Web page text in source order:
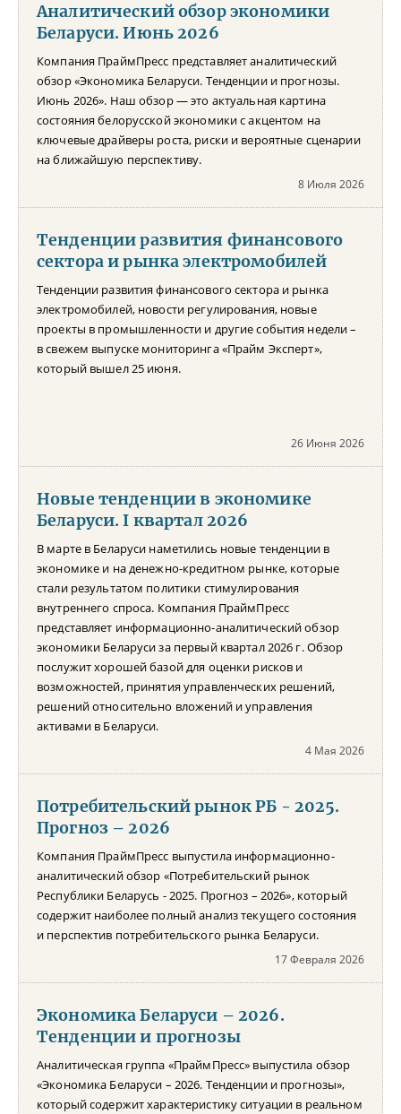
Аналитический обзор экономики
Беларуси. Июнь 2026
Компания ПраймПресс представляет аналитический
обзор «Экономика Беларуси. Тенденции и прогнозы.
Июнь 2026». Наш обзор — это актуальная картина
состояния белорусской экономики с акцентом на
ключевые драйверы роста, риски и вероятные сценарии
на ближайшую перспективу.
8 Июля 2026
Тенденции развития финансового
сектора и рынка электромобилей
Тенденции развития финансового сектора и рынка
электромобилей, новости регулирования, новые
проекты в промышленности и другие события недели –
в свежем выпуске мониторинга «Прайм Эксперт»,
который вышел 25 июня.
26 Июня 2026
Новые тенденции в экономике
Беларуси. I квартал 2026
В марте в Беларуси наметились новые тенденции в
экономике и на денежно-кредитном рынке, которые
стали результатом политики стимулирования
внутреннего спроса. Компания ПраймПресс
представляет информационно-аналитический обзор
экономики Беларуси за первый квартал 2026 г. Обзор
послужит хорошей базой для оценки рисков и
возможностей, принятия управленческих решений,
решений относительно вложений и управления
активами в Беларуси.
4 Мая 2026
Потребительский рынок РБ - 2025.
Прогноз – 2026
Компания ПраймПресс выпустила информационно-
аналитический обзор «Потребительский рынок
Республики Беларусь - 2025. Прогноз – 2026», который
содержит наиболее полный анализ текущего состояния
и перспектив потребительского рынка Беларуси.
17 Февраля 2026
Экономика Беларуси – 2026.
Тенденции и прогнозы
Аналитическая группа «ПраймПресс» выпустила обзор
«Экономика Беларуси – 2026. Тенденции и прогнозы»,
который содержит характеристику ситуации в реальном